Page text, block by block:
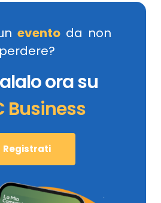
evento da non
perdere?
ora su
Business
Registrati